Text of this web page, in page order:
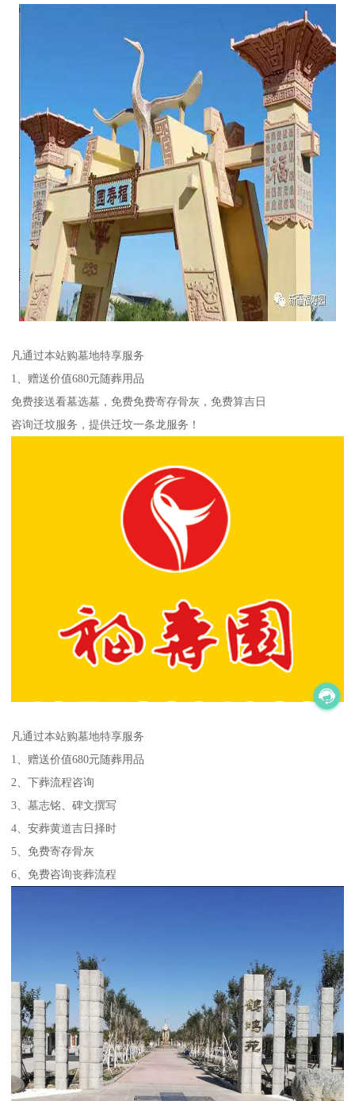
凡通过本站购墓地特享服务
1、赠送价值680元随葬用品
免费接送看墓选墓，免费免费寄存骨灰，免费算吉日
咨询迁坟服务，提供迁坟一条龙服务！
凡通过本站购墓地特享服务
1、赠送价值680元随葬用品
2、下葬流程咨询
3、墓志铭、碑文撰写
4、安葬黄道吉日择时
5、免费寄存骨灰
6、免费咨询丧葬流程